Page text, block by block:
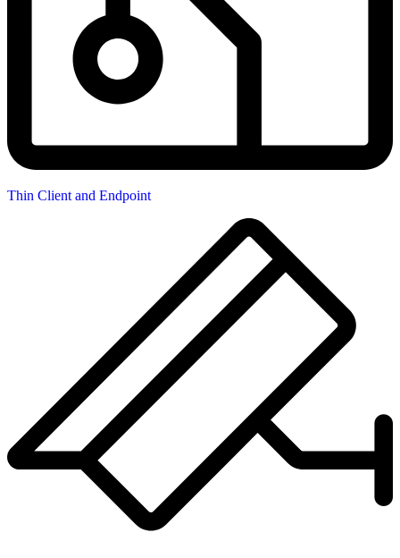
Thin Client and Endpoint